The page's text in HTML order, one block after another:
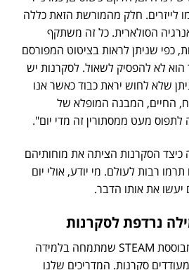
לייזרים. חלק מהמורשת הזאת כללה
הסולארית. כל זה משתקף
כפי שניתן לראות בציטוט המפורסם
לא להפסיק לשאול. לסקרנות יש
שלא לחוש יראת כבוד כאשר אנו
החיים, המבנה המופלא של
מעט ממסתורין זה מדי יום".
כיצד הסקרנות הציתה את מוחותיהם
רבות לעולם. מי יודע, אולי יום
את אותו הדבר.
ב-Tekkie Uni, אקדמיה מבוססת STEAM שמתמחה בלמידה
סקרנות. המדריכים שלנו